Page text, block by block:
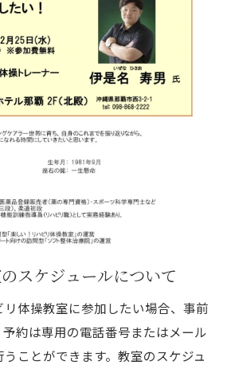
調和を楽しむプログラム
る参加者の満足度とフィードバ
事例から学ぶ、今後の展望
‼️介護予防リハビリ体操教室で笑
入れる🌸
する笑いの重要性について
ための効果的なエクササイズ
康状態の向上を支えるプログラ
て得られる心の健康
コミュニケーションの取り方
する心と体のトータルケア
‼️介護予防リハビリ体操教室の参
スケジュールについて
リ体操教室に参加したい場合、事前
約は専用の電話番号またはメール
ことができます。教室のスケジュ